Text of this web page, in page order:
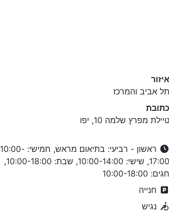
איזור
תל אביב והמרכז
כתובת
טיילת מפרץ שלמה 10, יפו
ראשון - רביעי: בתיאום מראש, חמישי: 10:00-
17:00, שישי: 10:00-14:00, שבת: 10:00-18:00,
חגים: 10:00-18:00
חנייה
נגיש